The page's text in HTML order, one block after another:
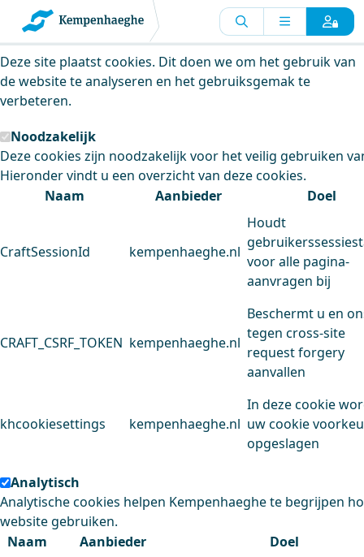
Kempenhaeghe maakt gebruik van
cookies
Deze site plaatst cookies. Dit doen we om het gebruik van
de website te analyseren en het gebruiksgemak te
verbeteren.
Noodzakelijk
Deze cookies zijn noodzakelijk voor het veilig gebruiken
Hieronder vindt u een overzicht van deze cookies.
Naam
Aanbieder Doel
CraftSessionId kempenhaeghe.nl
Houdt
voor alle pagina-
aanvragen bij
CRAFT_CSRF_TOKEN kempenhaeghe.nl
Beschermt u en
tegen cross-site
request forgery
aanvallen
khcookiesettings kempenhaeghe.nl
In deze cookie
uw cookie
opgeslagen
Analytisch
Analytische cookies helpen Kempenhaeghe te begrijpen
website gebruiken.
Naam
Aanbieder Doel